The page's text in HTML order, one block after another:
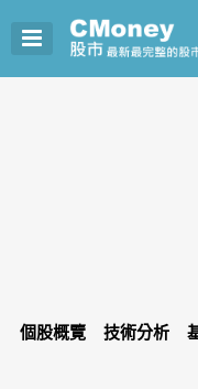
個股概覽 技術分析